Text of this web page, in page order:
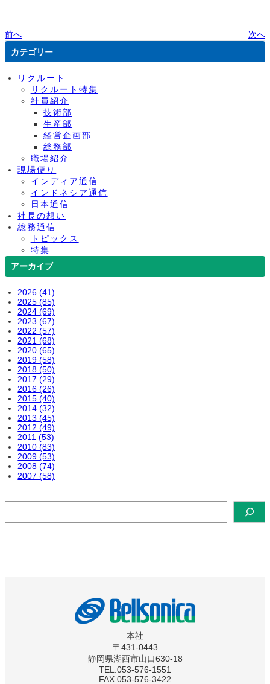
前へ
次へ
カテゴリー
リクルート
リクルート特集
社員紹介
技術部
生産部
経営企画部
総務部
職場紹介
現場便り
インディア通信
インドネシア通信
日本通信
社長の想い
総務通信
トピックス
特集
アーカイブ
2026 (41)
2025 (85)
2024 (69)
2023 (67)
2022 (57)
2021 (68)
2020 (65)
2019 (58)
2018 (50)
2017 (29)
2016 (26)
2015 (40)
2014 (32)
2013 (45)
2012 (49)
2011 (53)
2010 (83)
2009 (53)
2008 (74)
2007 (58)
本社
〒431-0443
静岡県湖西市山口630-18
TEL.053-576-1551
FAX.053-576-3422